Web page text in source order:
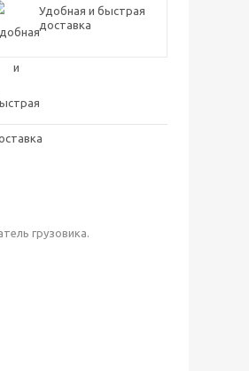
Удобная и быстрая
доставка
грузовика.